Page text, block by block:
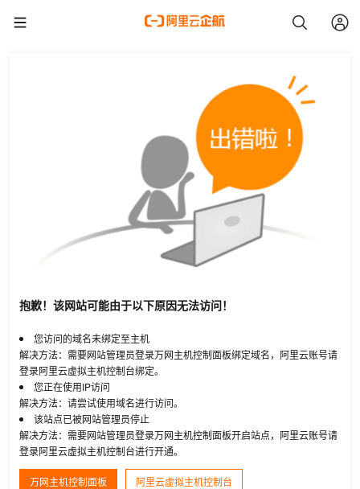
抱歉！该网站可能由于以下原因无法访问！
您访问的域名未绑定至主机
解决方法：需要网站管理员登录万网主机控制面板绑定域名，阿里云账号请
登录阿里云虚拟主机控制台绑定。
您正在使用IP访问
解决方法：请尝试使用域名进行访问。
该站点已被网站管理员停止
解决方法：需要网站管理员登录万网主机控制面板开启站点，阿里云账号请
登录阿里云虚拟主机控制台进行开通。
万网主机控制面板 阿里云虚拟主机控制台